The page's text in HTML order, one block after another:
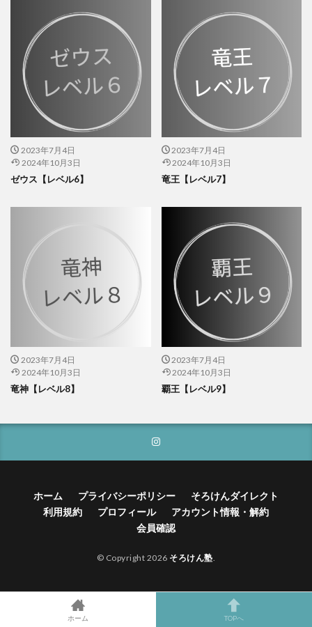
2023年7月4日
2024年10月3日
ゼウス【レベル6】
2023年7月4日
2024年10月3日
竜王【レベル7】
2023年7月4日
2024年10月3日
竜神【レベル8】
2023年7月4日
2024年10月3日
覇王【レベル9】
ホーム プライバシーポリシー
そろけんダイレクト
利用規約
プロフィール
アカウント情報・解約
会員確認
© Copyright 2026 そろけん塾.
ホーム TOPへ